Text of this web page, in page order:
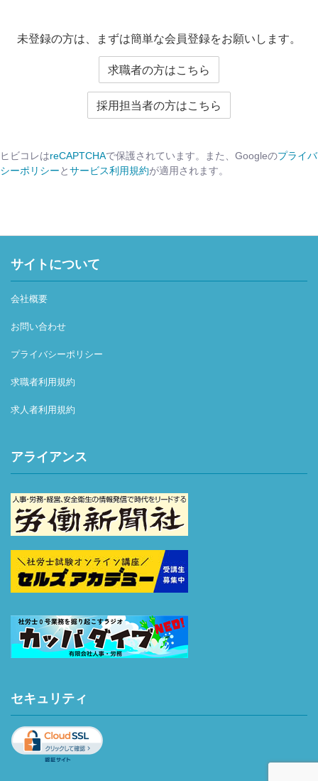
未登録の方は、まずは簡単な会員登録をお願いします。
求職者の方はこちら
採用担当者の方はこちら
ヒビコレはreCAPTCHAで保護されています。また、Googleのプライバ
シーポリシーとサービス利用規約が適用されます。
サイトについて
会社概要
お問い合わせ
プライバシーポリシー
求職者利用規約
求人者利用規約
アライアンス
セキュリティ